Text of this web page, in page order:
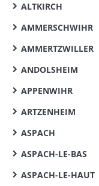
ALTKIRCH
AMMERSCHWIHR
AMMERTZWILLER
ANDOLSHEIM
APPENWIHR
ARTZENHEIM
ASPACH
ASPACH-LE-BAS
ASPACH-LE-HAUT